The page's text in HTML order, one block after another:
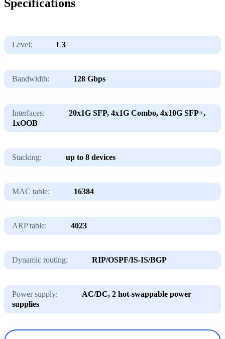
Specifications
Level: L3
Bandwidth: 128 Gbps
Interfaces:
20x1G SFP, 4x1G Combo, 4x10G SFP+,
1xOOB
Stacking: up to 8 devices
MAC table: 16384
ARP table: 4023
Dynamic routing: RIP/OSPF/IS-IS/BGP
Power supply:
AC/DC, 2 hot-swappable power
supplies